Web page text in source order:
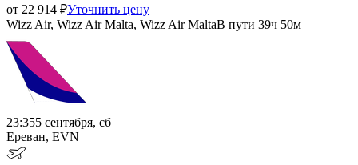
от 22 914 ₽Уточнить цену
Wizz Air, Wizz Air Malta, Wizz Air MaltaВ пути 39ч 50м
23:355 сентября, сб
Ереван, EVN